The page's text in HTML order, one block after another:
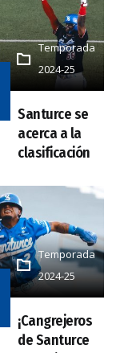
Temporada
2024-25
Temporada
2024-25